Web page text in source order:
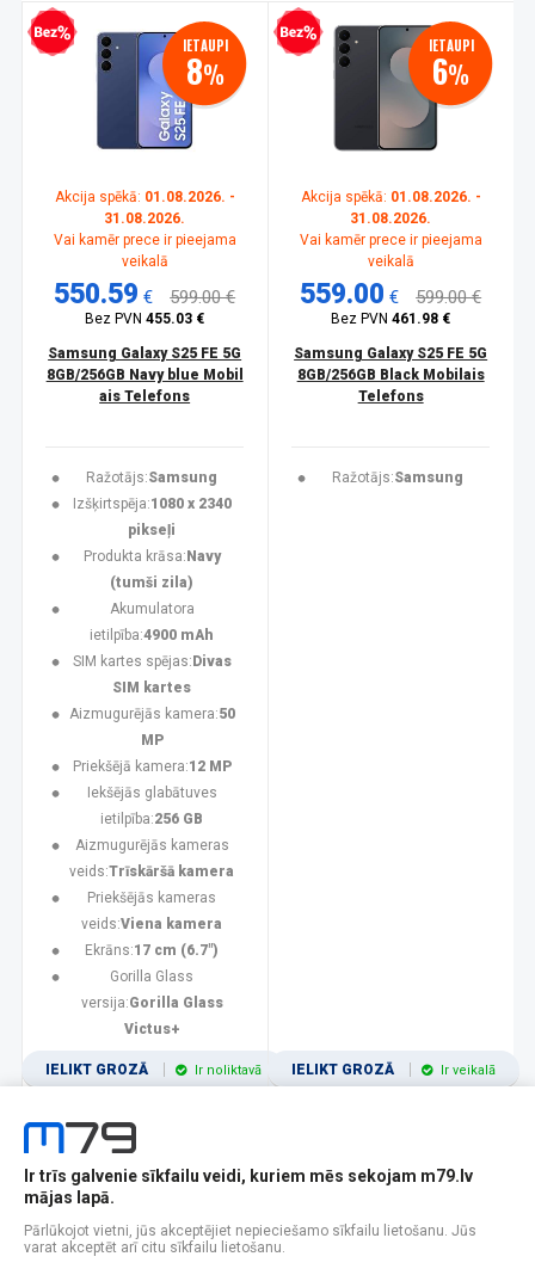
kredīts IETAUPI
8%
Akcija spēkā: 01.08.2026. -
31.08.2026.
Vai kamēr prece ir pieejama
veikalā
550.59 € 599.00 €
Bez PVN455.03 €
Samsung Galaxy S25 FE 5G
8GB/256GB Navy blue Mobil
ais Telefons
Ražotājs:Samsung
Izšķirtspēja:1080 x 2340
pikseļi
Produkta krāsa: Navy
(tumši zila)
Akumulatora
ietilpība:4900 mAh
SIM kartes spējas: Divas
SIM kartes
Aizmugurējās kamera:50
MP
Priekšējā kamera:12 MP
Iekšējās glabātuves
ietilpība:256 GB
Aizmugurējās kameras
veids:Trīskāršā kamera
Priekšējās kameras
veids:Viena kamera
Ekrāns:17 cm (6.7")
Gorilla Glass
versija:Gorilla Glass
Victus+
IELIKT GROZĀ Ir noliktavā
Bezprocentu kredīts IETAUPI
6%
Akcija spēkā: 01.08.2026. -
31.08.2026.
Vai kamēr prece ir pieejama
veikalā
559.00 € 599.00 €
Bez PVN461.98 €
Samsung Galaxy S25 FE 5G
8GB/256GB Black Mobilais
Telefons
Ražotājs:Samsung
IELIKT GROZĀ Ir veikalā
1 2 3 4 5 6 7 8 9 10 11
Popularitātes Rādīt 12
Ir trīs galvenie sīkfailu veidi, kuriem mēs sekojam m79.lv
mājas lapā.
Pārlūkojot vietni, jūs akceptējiet nepieciešamo sīkfailu lietošanu. Jūs
varat akceptēt arī citu sīkfailu lietošanu.